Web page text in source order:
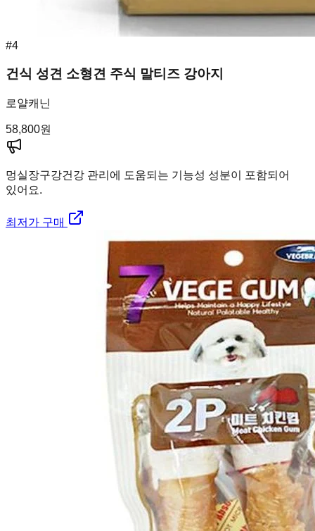
#4
건식 성견 소형견 주식 말티즈 강아지
로얄캐닌
58,800원
멍실장구강건강 관리에 도움되는 기능성 성분이 포함되어
있어요.
최저가 구매